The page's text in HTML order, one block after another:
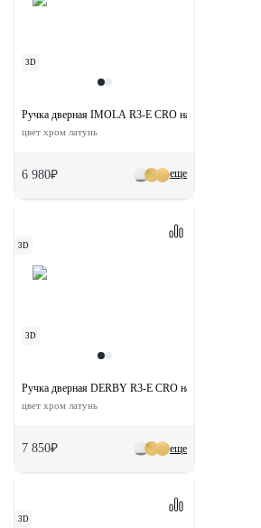
3D
еще
Ручка дверная IMOLA R3-E CRO на круглой розетке
цвет хром латунь
6 980₽
3D
3D
еще
Ручка дверная DERBY R3-E CRO на круглой розетке
цвет хром латунь
7 850₽
3D